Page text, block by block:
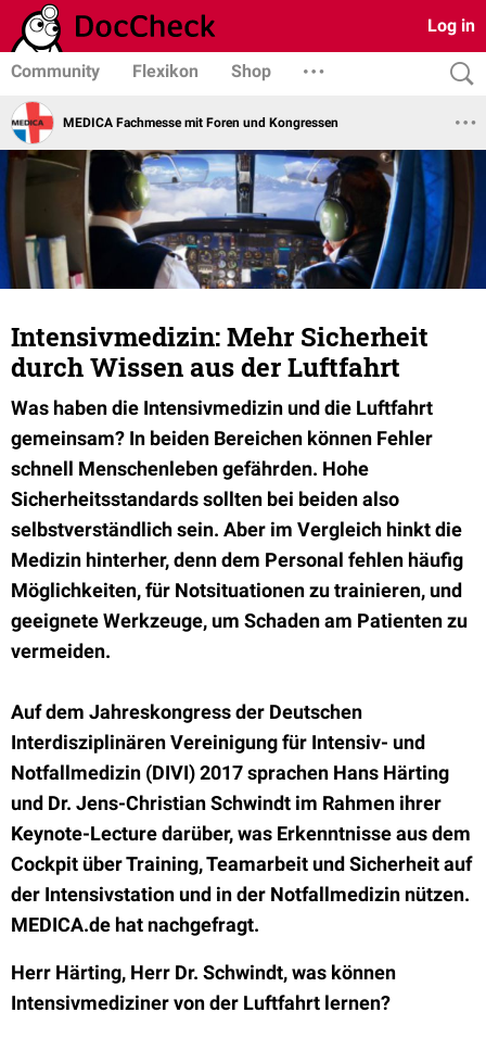
Log in
Community Flexikon Shop
MEDICA Fachmesse mit Foren und Kongressen
Intensivmedizin: Mehr Sicherheit
durch Wissen aus der Luftfahrt
Was haben die Intensivmedizin und die Luftfahrt
gemeinsam? In beiden Bereichen können Fehler
schnell Menschenleben gefährden. Hohe
Sicherheitsstandards sollten bei beiden also
selbstverständlich sein. Aber im Vergleich hinkt die
Medizin hinterher, denn dem Personal fehlen häufig
Möglichkeiten, für Notsituationen zu trainieren, und
geeignete Werkzeuge, um Schaden am Patienten zu
vermeiden.
Auf dem Jahreskongress der Deutschen
Interdisziplinären Vereinigung für Intensiv- und
Notfallmedizin (DIVI) 2017 sprachen Hans Härting
und Dr. Jens-Christian Schwindt im Rahmen ihrer
Keynote-Lecture darüber, was Erkenntnisse aus dem
Cockpit über Training, Teamarbeit und Sicherheit auf
der Intensivstation und in der Notfallmedizin nützen.
MEDICA.de hat nachgefragt.
Herr Härting, Herr Dr. Schwindt, was können
Intensivmediziner von der Luftfahrt lernen?